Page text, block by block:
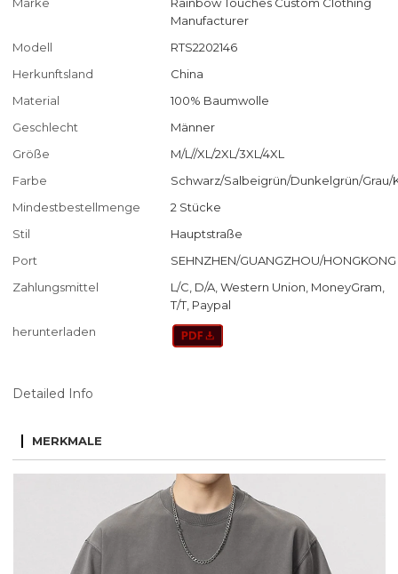
Manufacturer
Modell
RTS2202146
Herkunftsland
China
Material
100% Baumwolle
Geschlecht
Männer
Größe
M/L//XL/2XL/3XL/4XL
Farbe
Schwarz/Salbeigrün/Dunkelgrün/Grau/
Mindestbestellmenge
2 Stücke
Stil
Hauptstraße
Port
SEHNZHEN/GUANGZHOU/HONGKONG
Zahlungsmittel
L/C, D/A, Western Union, MoneyGram,
T/T, Paypal
herunterladen
Detailed Info
MERKMALE